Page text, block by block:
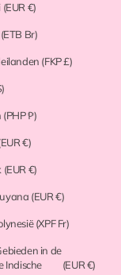
(EUR €)
(ETB Br)
(FKP £)
(PHP ₱)
€)
(EUR €)
(EUR €)
(XPF Fr)
in de
Indische
(EUR €)